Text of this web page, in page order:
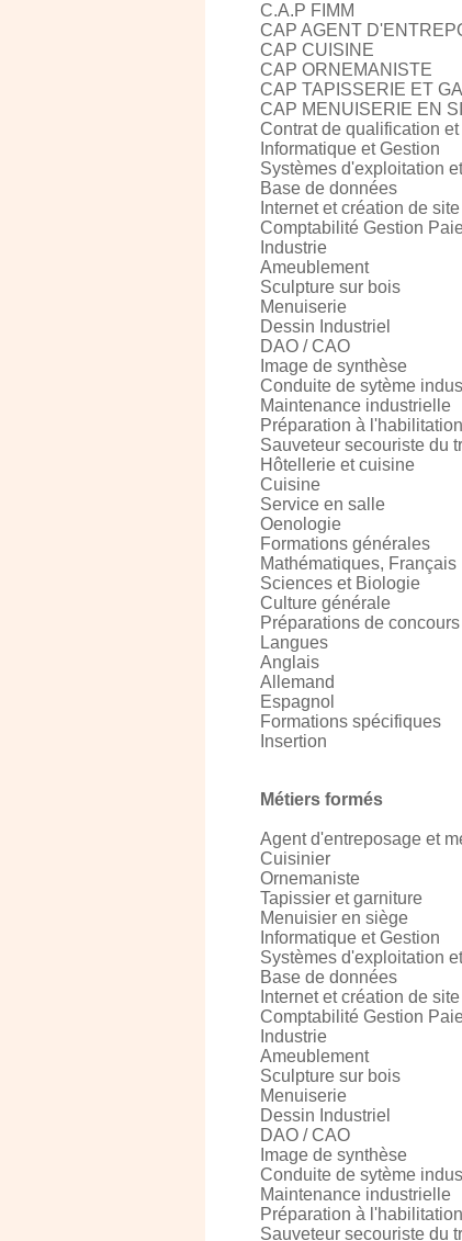
C.A.P FIMM
CAP AGENT
CAP CUISINE
CAP ORNEMANISTE
CAP TAPISSERIE ET
CAP MENUISERIE EN
Contrat de qualification
Informatique et Gestion
Systèmes d'exploitation
Base de données
Internet et création de site
Comptabilité Gestion
Industrie
Ameublement
Sculpture sur bois
Menuiserie
Dessin Industriel
DAO / CAO
Image de synthèse
Conduite de sytème
Maintenance industrielle
Préparation à
Sauveteur secouriste du
Hôtellerie et cuisine
Cuisine
Service en salle
Oenologie
Formations générales
Mathématiques, Français
Sciences et Biologie
Culture générale
Préparations de concours
Langues
Anglais
Allemand
Espagnol
Formations spécifiques
Insertion
Métiers formés
Agent d'entreposage et
Cuisinier
Ornemaniste
Tapissier et garniture
Menuisier en siège
Informatique et Gestion
Systèmes d'exploitation
Base de données
Internet et création de site
Comptabilité Gestion
Industrie
Ameublement
Sculpture sur bois
Menuiserie
Dessin Industriel
DAO / CAO
Image de synthèse
Conduite de sytème
Maintenance industrielle
Préparation à
Sauveteur secouriste du